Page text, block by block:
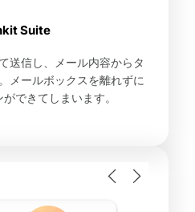
Suite
送信し、メール内容からタ
メールボックスを離れずに
できてしまいます。